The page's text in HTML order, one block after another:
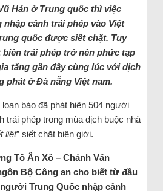
Hán ở Trung quốc thì việc
cảnh trái phép vào Việt
quốc được siết chặt. Tuy
trái phép trở nên phức tạp
tăng gần đây cùng lúc với dịch
phát ở Đà nẵng Việt nam.
báo đã phát hiện 504 người
trái phép trong mùa dịch buộc nhà
liệt” siết chặt biên giới.
Tô Ân Xô – Chánh Văn
Bộ Công an cho biết từ đầu
Trung Quốc nhập cảnh